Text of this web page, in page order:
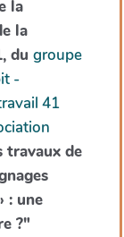
la
la
du groupe
-
41
travaux de
: une
?"